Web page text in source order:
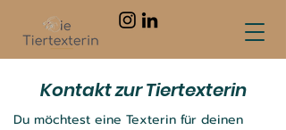
Kontakt zur Tiertexterin
Du möchtest eine Texterin für deinen